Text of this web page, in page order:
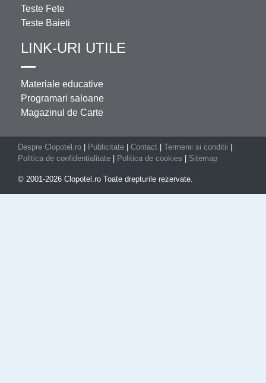
Teste Fete
Teste Baieti
LINK-URI UTILE
Materiale educative
Programari saloane
Magazinul de Carte
Despre Clopotel.ro Publicitate Contact Termenii si conditii
Politica de confidentialitate
Politica de cookies Sitemap
© 2001-2026 Clopotel.ro Toate drepturile rezervate.